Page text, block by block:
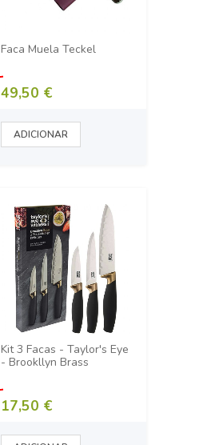
Faca Muela Teckel
49,50 €
Kit 3 Facas - Taylor's Eye
- Brookllyn Brass
17,50 €